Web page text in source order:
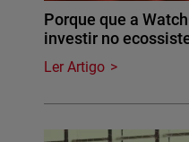
Porque que a
investir no
Ler Artigo